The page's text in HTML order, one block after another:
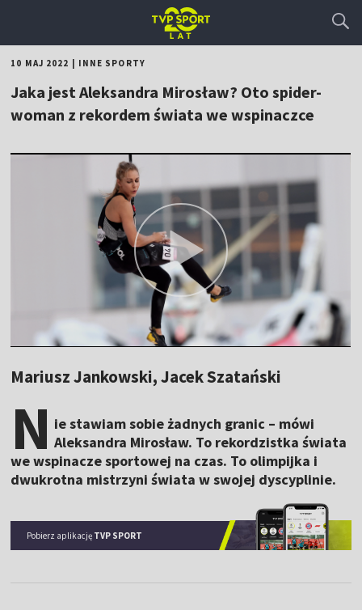
10 MAJ 2022 INNE SPORTY
Jaka jest Aleksandra Mirosław? Oto spider-
woman z rekordem świata we wspinaczce
Mariusz Jankowski, Jacek Szatański
N ie stawiam sobie żadnych granic – mówi
Aleksandra Mirosław. To rekordzistka świata
we wspinacze sportowej na czas. To olimpijka i
dwukrotna mistrzyni świata w swojej dyscyplinie.
Pobierz aplikację TVP SPORT